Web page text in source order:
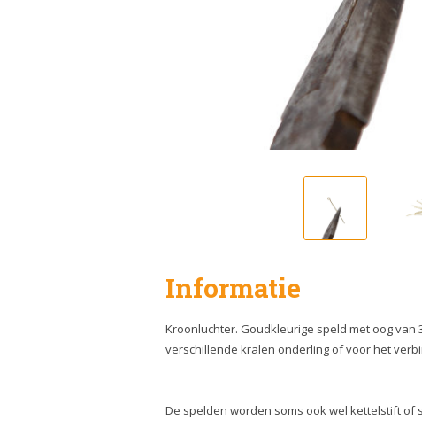
Informatie
Kroonluchter. Goudkleurige speld met oog
verschillende kralen onderling of voor het
De spelden worden soms ook wel kettelstift of